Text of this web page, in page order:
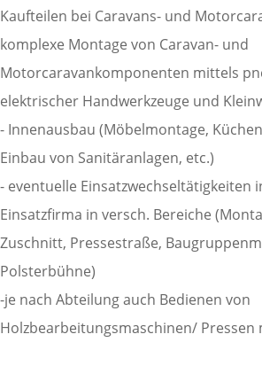
Kaufteilen bei Caravans- und
komplexe Montage von Caravan- und
Motorcaravankomponenten mittels
elektrischer Handwerkzeuge und
- Innenausbau (Möbelmontage,
Einbau von Sanitäranlagen, etc.)
- eventuelle Einsatzwechseltätigkeiten
Einsatzfirma in versch. Bereiche
Zuschnitt, Pressestraße,
Polsterbühne)
-je nach Abteilung auch Bedienen von
Holzbearbeitungsmaschinen/ Pressen